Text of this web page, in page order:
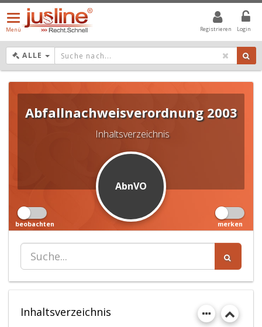
Registrieren Login
Menü
öffnen/schließen
Menü
ALLE DROPDOWN: GEWÄHLTER WERT IST ALLE
Abfallnachweisverordnung 2003
Inhaltsverzeichnis
AbnVO
beobachten merken
Inhaltsverzeichnis